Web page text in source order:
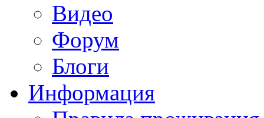
Видео
Форум
Блоги
Информация